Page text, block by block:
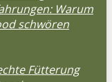
Warum
schwören
Fütterung